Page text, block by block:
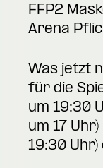
FFP2
Arena
Was jetzt
für die
um 19:30
um 17
19:30